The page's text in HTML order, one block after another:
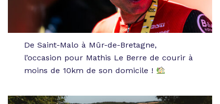
De Saint-Malo à Mûr-de-Bretagne,
l’occasion pour Mathis Le Berre de courir à
moins de 10km de son domicile !